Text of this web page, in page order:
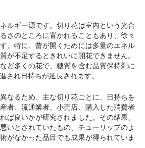
ルギー源です。切り花は室内という光合
さのところに置かれることもあり、徐々
。特に、蕾が開くためには多量のエネル
が不足するときれいに開花できません。
ど多くの花で、糖質を含む品質保持剤に
され日持ちが延長されます。
なるため、主な切り花ごとに、日持ちを
者、流通業者、小売店、購入した消費者
ば良いかが研究されました。その結果、
いとされていたもの、チューリップのよ
がなかった品目でも成果が得られていま